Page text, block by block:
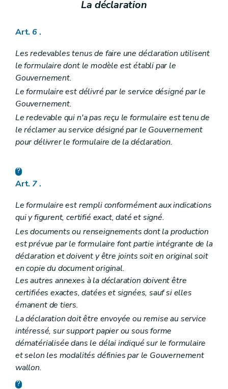
La déclaration
Art. 6.
Les redevables tenus de faire une déclaration utilisent
le formulaire dont le modèle est établi par le
Gouvernement.
Le formulaire est délivré par le service désigné par le
Gouvernement.
Le redevable qui n'a pas reçu le formulaire est tenu de
le réclamer au service désigné par le Gouvernement
pour délivrer le formulaire de la déclaration.
Art. 7.
Le formulaire est rempli conformément aux indications
qui y figurent, certifié exact, daté et signé.
Les documents ou renseignements dont la production
est prévue par le formulaire font partie intégrante de la
déclaration et doivent y être joints soit en original soit
en copie du document original.
Les autres annexes à la déclaration doivent être
certifiées exactes, datées et signées, sauf si elles
émanent de tiers.
La déclaration doit être envoyée ou remise au service
intéressé, sur support papier ou sous forme
dématérialisée dans le délai indiqué sur le formulaire
et selon les modalités définies par le Gouvernement
wallon.